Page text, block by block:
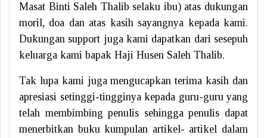
Masat Binti Saleh Thalib selaku ibu) atas dukungan
moril, doa dan atas kasih sayangnya kepada kami.
Dukungan support juga kami dapatkan dari sesepuh
keluarga kami bapak Haji Husen Saleh Thalib.
Tak lupa kami juga mengucapkan terima kasih dan
apresiasi setinggi-tingginya kepada guru-guru yang
telah membimbing penulis sehingga penulis dapat
menerbitkan buku kumpulan artikel- artikel dalam